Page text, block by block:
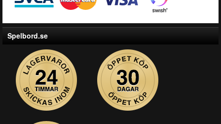
Spelbord.se